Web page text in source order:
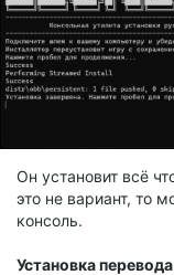
Он установит всё
это не вариант, то
консоль.
Установка